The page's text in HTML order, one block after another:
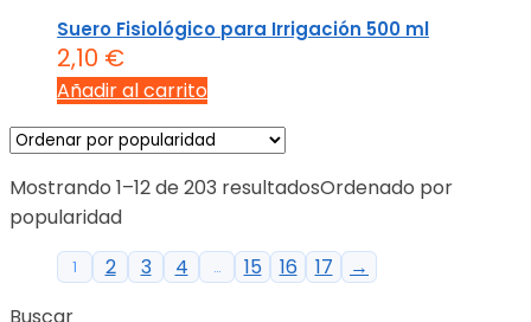
Suero Fisiológico para Irrigación 500 ml
2,10 €
Añadir al carrito
Mostrando 1–12 de 203 resultadosOrdenado por
popularidad
1 2 3 4 … 15 16 17
→